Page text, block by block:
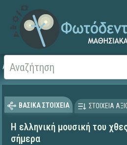
Αρχική
ΒΑΣΙΚΑ ΣΤΟΙΧΕΙΑ ΣΤΟΙΧΕΙΑ
Η ελληνική μουσική του
σήμερα